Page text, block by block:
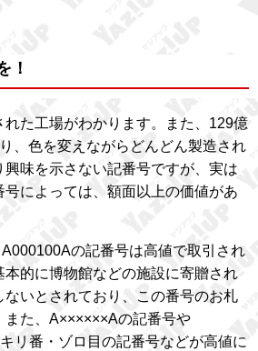
！
た工場がわかります。また、129億
、色を変えながらどんどん製造され
味を示さない記番号ですが、実は
によっては、額面以上の価値があ
の記番号は高値で取引され
本的に博物館などの施設に寄贈され
ないとされており、この番号のお札
また、A××××××Aの記番号や
リ番・ゾロ目の記番号などが高値に